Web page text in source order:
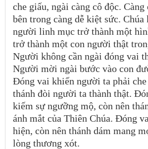
che giấu, ngài càng cô độc. Càng
bên trong càng dễ kiệt sức. Chúa
người linh mục trở thành một
trở thành một con người thật
Người không cần ngài đóng vai
Người mời ngài bước vào con
Đóng vai khiến người ta phải che
thánh đòi người ta thành thật.
kiếm sự ngưỡng mộ, còn nên
ánh mắt của Thiên Chúa. Đóng
hiện, còn nên thánh dám mang
lòng thương xót.